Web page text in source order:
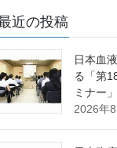
近の投稿
日本血
る「第
ミナー
2026年